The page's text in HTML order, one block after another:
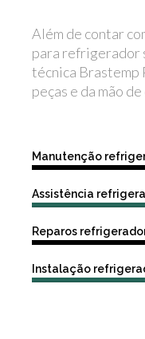
Além de contar
para refrigerador
técnica Brastemp
peças e da mão
Manutenção
Assistência
Reparos
Instalação